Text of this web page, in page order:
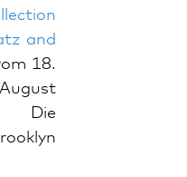
and
18.
Die